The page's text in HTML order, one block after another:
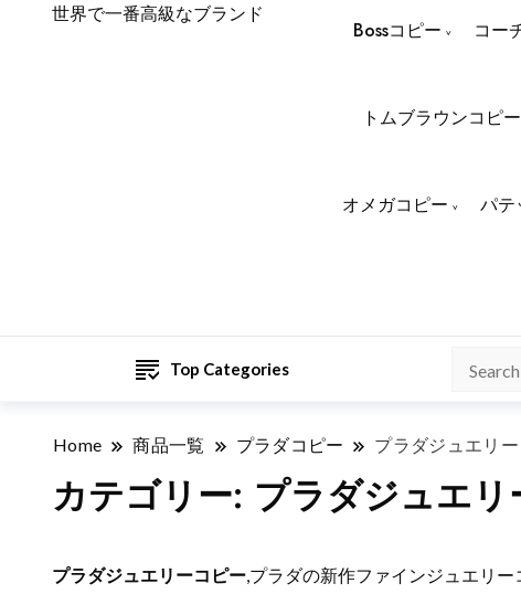
世界で一番高級なブランド
Bossコピー コー
トムブラウンコピー
オメガコピー パテ
Top Categories
Home 商品一覧 プラダコピー プラダジュエリ
カテゴリー: プラダジュエリ
プラダジュエリーコピー,プラダの新作ファインジュエリ